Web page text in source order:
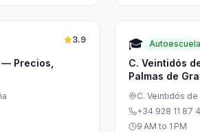
Precios,
3.9 🎓 Autoescuela
C. Veintidós
Palmas de
C. Veintidós
Gran Canaria,
+34 928 11 87
9 AM to 1 PM